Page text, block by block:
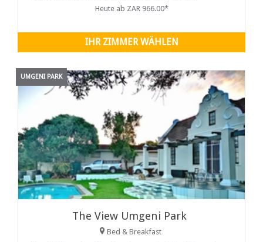
Heute ab ZAR 966.00*
IHR ZIMMER WÄHLEN
UMGENI PARK
The View Umgeni Park
Bed & Breakfast